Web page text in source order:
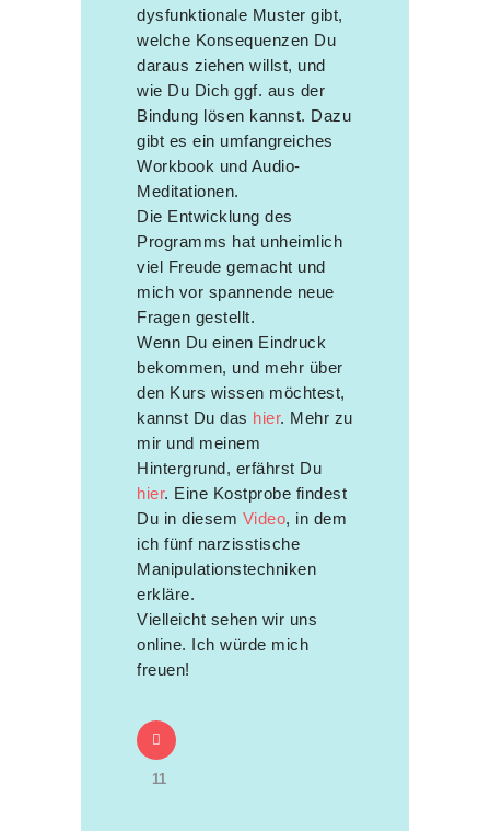
dysfunktionale Muster gibt,
welche Konsequenzen Du
daraus ziehen willst, und
wie Du Dich ggf. aus der
Bindung lösen kannst. Dazu
gibt es ein umfangreiches
Workbook und Audio-
Meditationen.
Die Entwicklung des
Programms hat unheimlich
viel Freude gemacht und
mich vor spannende neue
Fragen gestellt.
Wenn Du einen Eindruck
bekommen, und mehr über
den Kurs wissen möchtest,
kannst Du das hier. Mehr zu
mir und meinem
Hintergrund, erfährst Du
hier. Eine Kostprobe findest
Du in diesem Video, in dem
ich fünf narzisstische
Manipulationstechniken
erkläre.
Vielleicht sehen wir uns
online. Ich würde mich
freuen!
11